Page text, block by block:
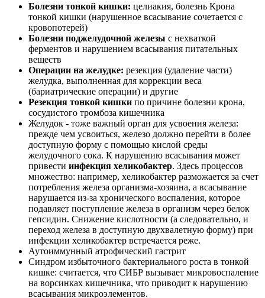
Болезни тонкой кишки: целиакия, болезнь Крона
тонкой кишки (нарушенное всасывание сочетается с
кровопотерей)
Болезни поджелудочной железы с нехваткой
ферментов и нарушением всасывания питательных
веществ
Операции на желудке: резекция (удаление части)
желудка, выполненная для коррекции веса
(бариатрические операции) и другие
Резекция тонкой кишки по причине болезни крона,
сосудистого тромбоза кишечника
Желудок - тоже важный орган для усвоения железа:
прежде чем усвоиться, железо должно перейти в более
доступную форму с помощью кислой среды
желудочного сока. К нарушению всасывания может
привести инфекция хеликобактер. Здесь процессов
множество: например, хеликобактер разможается за счет
потребления железа организма-хозяина, а всасывание
нарушается из-за хронического воспаления, которое
подавляет поступление железа в организм через белок
гепсидин. Снижение кислотности (а следовательно, и
переход железа в доступную двухвалетную форму) при
инфекции хеликобактер встречается реже.
Аутоиммунный атрофический гастрит
Синдром избыточного бактериального роста в тонкой
кишке: считается, что СИБР вызывает микровоспаление
на ворсинках кишечника, что приводит к нарушению
всасывания микроэлементов.